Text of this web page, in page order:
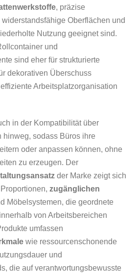
, präzise
Oberflächen und
Nutzung geeignet sind.
und
sind eher für strukturierte
dekorativen Überschuss
Arbeitsplatzorganisation
in der Kompatibilität über
hinweg, sodass Büros ihre
oder anpassen können, ohne
zu erzeugen. Der
der Marke zeigt sich
zugänglichen
Möbelsystemen, die geordnete
von Arbeitsbereichen
umfassen
wie ressourcenschonende
und
die auf verantwortungsbewusste